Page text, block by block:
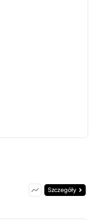
Szczegóły